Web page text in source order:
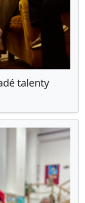
talenty